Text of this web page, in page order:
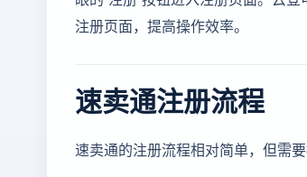
注册页面，提高操作效率。
速卖通注册流程
速卖通的注册流程相对简单，但需